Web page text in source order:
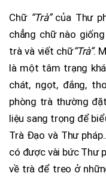
Chữ “Trà”của Thư
chẳng chữ nào
trà và viết chữ“Trà”.
là một tâm trạng
chát, ngọt, đắng,
phòng trà thường
liệu sang trọng để
Trà Đạo và Thư
có được vài bức Thư
về trà để treo ở